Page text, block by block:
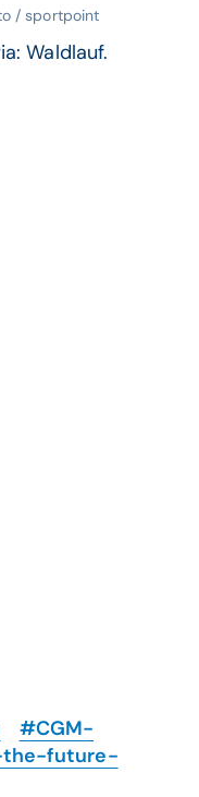
/ sportpoint
Waldlauf.
#CGM-
future-